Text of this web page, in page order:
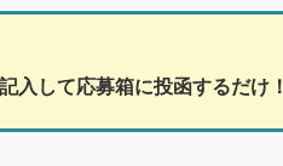
入して応募箱に投函するだけ！